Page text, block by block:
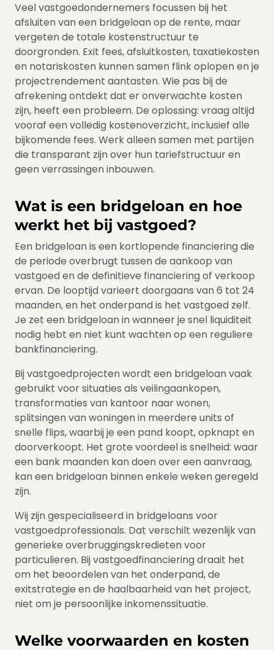
Veel vastgoedondernemers focussen bij het
afsluiten van een bridgeloan op de rente, maar
vergeten de totale kostenstructuur te
doorgronden. Exit fees, afsluitkosten, taxatiekosten
en notariskosten kunnen samen flink oplopen en je
projectrendement aantasten. Wie pas bij de
afrekening ontdekt dat er onverwachte kosten
zijn, heeft een probleem. De oplossing: vraag altijd
vooraf een volledig kostenoverzicht, inclusief alle
bijkomende fees. Werk alleen samen met partijen
die transparant zijn over hun tariefstructuur en
geen verrassingen inbouwen.
Wat is een bridgeloan en hoe
werkt het bij vastgoed?
Een bridgeloan is een kortlopende financiering die
de periode overbrugt tussen de aankoop van
vastgoed en de definitieve financiering of verkoop
ervan. De looptijd varieert doorgaans van 6 tot 24
maanden, en het onderpand is het vastgoed zelf.
Je zet een bridgeloan in wanneer je snel liquiditeit
nodig hebt en niet kunt wachten op een reguliere
bankfinanciering.
Bij vastgoedprojecten wordt een bridgeloan vaak
gebruikt voor situaties als veilingaankopen,
transformaties van kantoor naar wonen,
splitsingen van woningen in meerdere units of
snelle flips, waarbij je een pand koopt, opknapt en
doorverkoopt. Het grote voordeel is snelheid: waar
een bank maanden kan doen over een aanvraag,
kan een bridgeloan binnen enkele weken geregeld
zijn.
Wij zijn gespecialiseerd in bridgeloans voor
vastgoedprofessionals. Dat verschilt wezenlijk van
generieke overbruggingskredieten voor
particulieren. Bij vastgoedfinanciering draait het
om het beoordelen van het onderpand, de
exitstrategie en de haalbaarheid van het project,
niet om je persoonlijke inkomenssituatie.
Welke voorwaarden en kosten